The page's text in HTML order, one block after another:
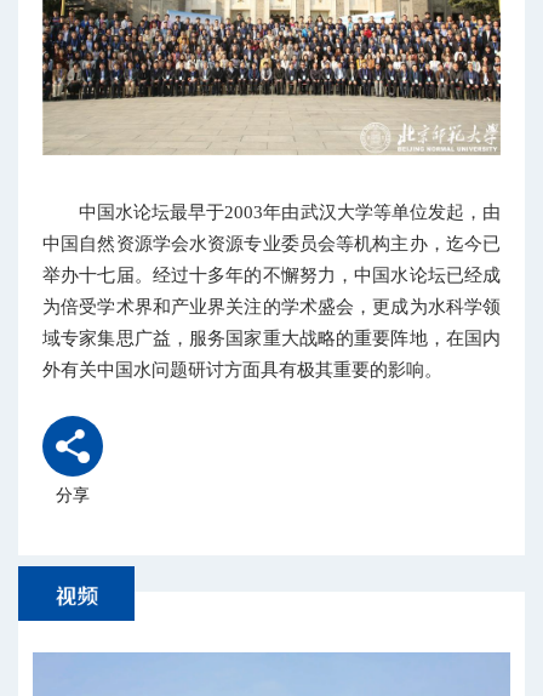
中国水论坛最早于2003年由武汉大学等单位发起，由
中国自然资源学会水资源专业委员会等机构主办，迄今已
举办十七届。经过十多年的不懈努力，中国水论坛已经成
为倍受学术界和产业界关注的学术盛会，更成为水科学领
域专家集思广益，服务国家重大战略的重要阵地，在国内
外有关中国水问题研讨方面具有极其重要的影响。
分享